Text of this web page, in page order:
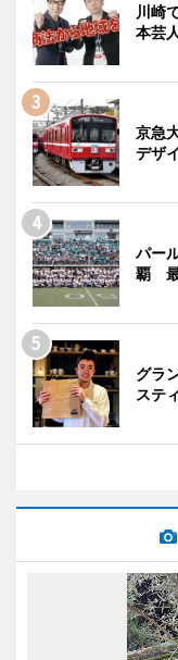
川崎
本芸
京急
デザ
パー
覇 最
グラ
ステ